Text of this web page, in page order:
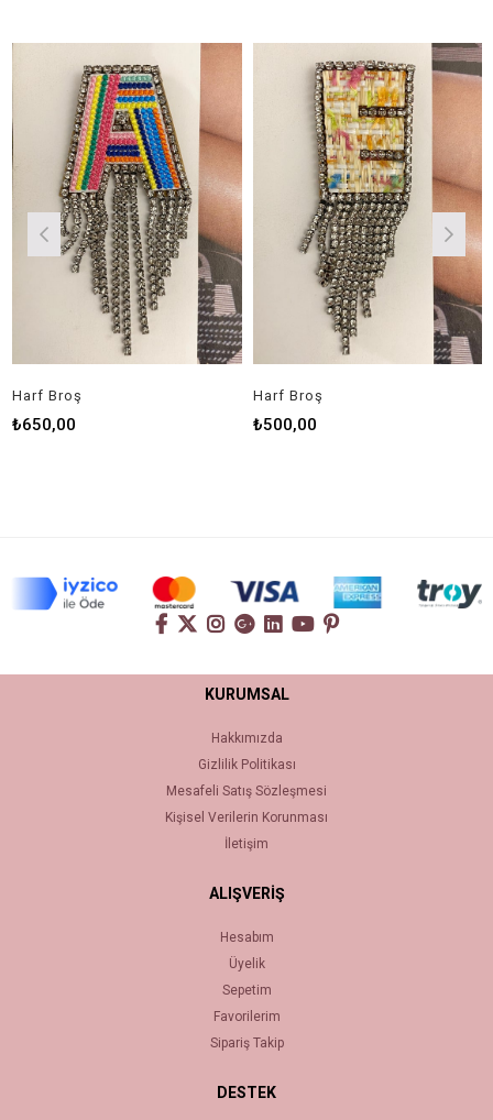
Broş Harf Broş
₺500,00
KURUMSAL
Hakkımızda
Gizlilik Politikası
Mesafeli Satış Sözleşmesi
Kişisel Verilerin Korunması
İletişim
ALIŞVERİŞ
Hesabım
Üyelik
Sepetim
Favorilerim
Sipariş Takip
DESTEK